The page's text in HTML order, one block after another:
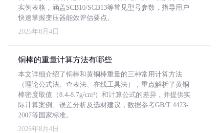
实例表格，涵盖SCB10/SCB13等常见型号参数，指导用户
快速掌握变压器能效评估要点。
2026年8月4日
铜棒的重量计算方法有哪些
本文详细介绍了铜棒和黄铜棒重量的三种常用计算方法
（理论公式法、查表法、在线工具法），重点解析了黄铜
棒密度取值（8.4-8.7g/cm³）和计算公式的差异，并提供实
际计算案例、误差分析及选材建议，数据参考GB/T 4423-
2007等国家标准。
2026年8月4日